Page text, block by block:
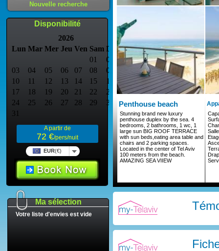
Nouvelle recherche
Disponibilité
A partir de
72 €/pers/nuit
EUR(€)
Ma sélection
Votre liste d'envies est vide
Penthouse beach
Stunning brand new luxury
penthouse duplex by the sea. 4
bedrooms, 2 bathrooms, 1 wc, 1
large sun BIG ROOF TERRACE
with sun beds,eating area table and
chairs and 2 parking spaces.
Located in the center of Tel Aviv
100 meters from the beach.
AMAZING SEA VIIEW